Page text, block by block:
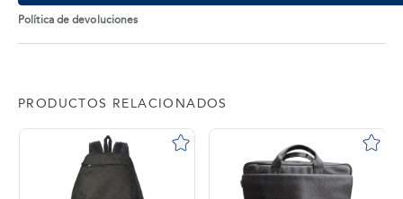
Política de devoluciones
PRODUCTOS RELACIONADOS